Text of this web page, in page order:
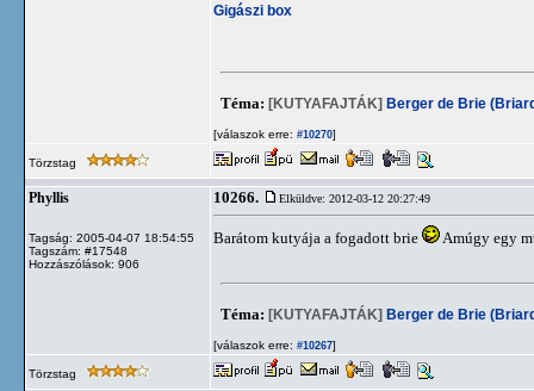
Gigászi box
Téma: [KUTYAFAJTÁK] Berger de Brie
[válaszok erre: #10270]
Törzstag
Phyllis
Tagság: 2005-04-07 18:54:55
Tagszám: #17548
Hozzászólások: 906
10266. Elküldve: 2012-03-12 20:27:49
Barátom kutyája a fogadott brie Amúgy egy
Téma: [KUTYAFAJTÁK] Berger de Brie
[válaszok erre: #10267]
Törzstag